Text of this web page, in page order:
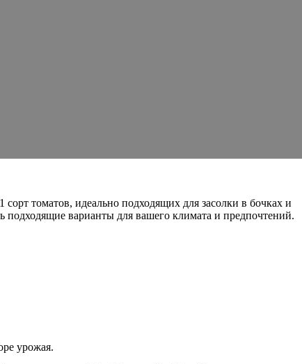
томатов, идеально подходящих для засолки в бочках и
варианты для вашего климата и предпочтений.
урожая.